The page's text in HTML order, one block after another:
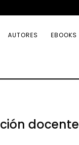
AUTORES EBOOKS
docente